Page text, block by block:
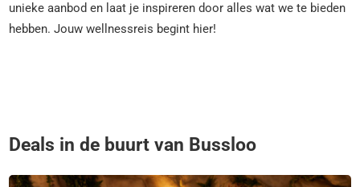
unieke aanbod en laat je inspireren door alles wat we te bieden
hebben. Jouw wellnessreis begint hier!
Deals in de buurt van Bussloo